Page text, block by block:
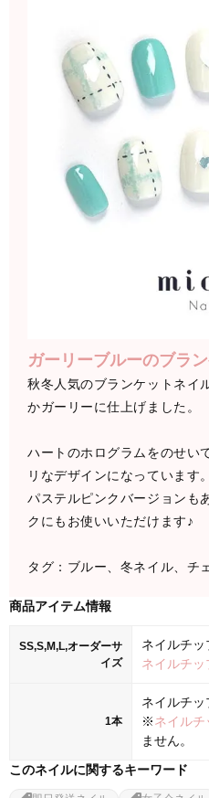
ガーリーブルーのブラ
秋冬人気のブランケットネイ
かガーリーに仕上げました。
ハートのホログラムをのせい
リなデザインになっています。
パステルピンクバージョンも
クにもお使いいただけます♪
タグ：ブルー、冬ネイル、チ
商品アイテム情報
SS,S,M,L,オーダーサ
イズ
ネイルチ
ネイルチ
1本
ネイルチッ
※ネイル
ません。
このネイルに関するキーワード